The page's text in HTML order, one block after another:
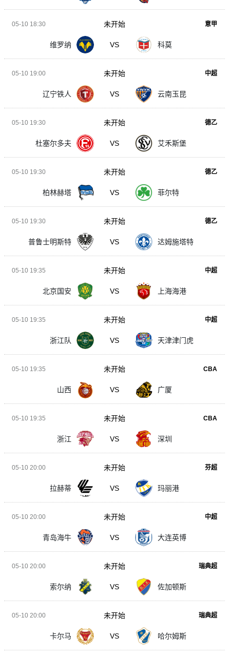
05-10 18:30 意甲
维罗纳 VS 科莫
未开始
05-10 19:00 中超
辽宁铁人 VS 云南玉昆
未开始
05-10 19:30 德乙
杜塞尔多夫 VS 艾禾斯堡
未开始
05-10 19:30 德乙
柏林赫塔 VS 菲尔特
未开始
05-10 19:30 德乙
普鲁士明斯特 VS 达姆施塔特
未开始
05-10 19:35 中超
北京国安 VS 上海海港
未开始
05-10 19:35 中超
浙江队 VS 天津津门虎
未开始
05-10 19:35 CBA
山西 VS 广厦
未开始
05-10 19:35 CBA
浙江 VS 深圳
未开始
05-10 20:00 芬超
拉赫蒂 VS 玛丽港
未开始
05-10 20:00 中超
青岛海牛 VS 大连英博
未开始
05-10 20:00 瑞典超
索尔纳 VS 佐加顿斯
未开始
05-10 20:00 瑞典超
卡尔马 VS 哈尔姆斯
未开始